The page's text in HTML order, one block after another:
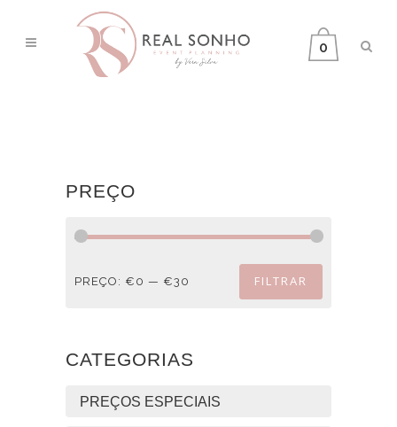
0
PREÇO
FILTRAR
PREÇO: €0 — €30
CATEGORIAS
PREÇOS ESPECIAIS